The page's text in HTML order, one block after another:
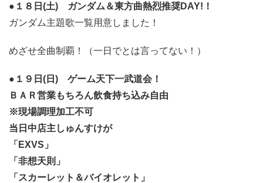
●１８日(土) ガンダム＆東方曲熱烈推奨DAY!！
ガンダム主題歌一覧用意しました！
めざせ全曲制覇！（一日でとは言ってない！）
●１９日(日) ゲーム天下一武道会！
ＢＡＲ営業もちろん飲食持ち込み自由
※現場調理加工不可
当日中店主しゅんすけが
「EXVS」
「非想天則」
「スカーレット＆バイオレット」